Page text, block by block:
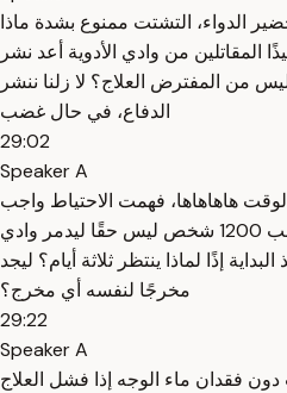
الدواء، التشتت ممنوع بشدة ماذا
من وادي الأدوية أعد نشر
من المفترض العلاج؟ لا زلنا ننشر
الدفاع، في حال غضب
29:02
Speaker A
هاهاهاها، فهمت الاحتياط واجب
دائمًا هي تيان با رجل ذكي جلب 1200 شخص ليس حقًا ليدمر وادي
إذًا لماذا ينتظر ثلاثة أيام؟ ليجد
مخرجًا لنفسه أي مخرج؟
29:22
Speaker A
دون فقدان ماء الوجه إذا فشل العلاج